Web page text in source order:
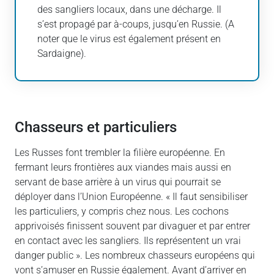
des sangliers locaux, dans une décharge. Il
s’est propagé par à-coups, jusqu’en Russie. (A
noter que le virus est également présent en
Sardaigne).
Chasseurs et particuliers
Les Russes font trembler la filière européenne. En
fermant leurs frontières aux viandes mais aussi en
servant de base arrière à un virus qui pourrait se
déployer dans l’Union Européenne. « Il faut sensibiliser
les particuliers, y compris chez nous. Les cochons
apprivoisés finissent souvent par divaguer et par entrer
en contact avec les sangliers. Ils représentent un vrai
danger public ». Les nombreux chasseurs européens qui
vont s’amuser en Russie également. Avant d’arriver en